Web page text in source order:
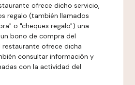
ofrece dicho servicio,
regalo (también llamados
o "cheques regalo") una
bono de compra del
restaurante ofrece dicha
consultar información y
con la actividad del